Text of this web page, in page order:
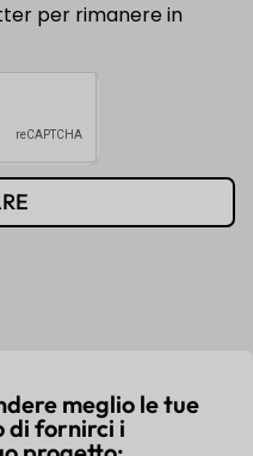
per rimanere in
meglio le tue
di fornirci i